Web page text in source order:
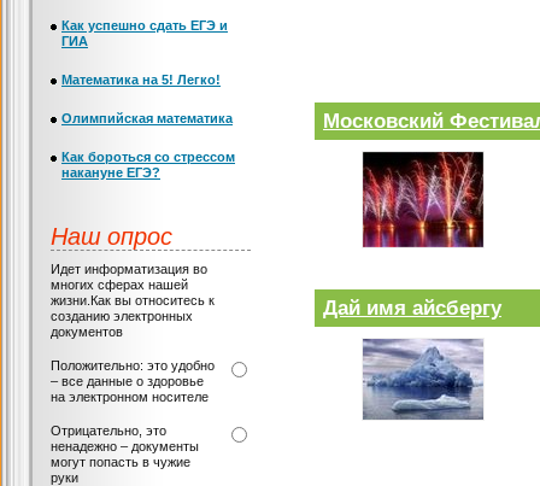
Московский
Дай имя айсбергу
Как успешно сдать ЕГЭ и
ГИА
Математика на 5! Легко!
Олимпийская математика
Как бороться со стрессом
накануне ЕГЭ?
Наш опрос
Идет информатизация во
многих сферах нашей
жизни.Как вы относитесь к
созданию электронных
документов
Положительно: это удобно
– все данные о здоровье
на электронном носителе
Отрицательно, это
ненадежно – документы
могут попасть в чужие
руки